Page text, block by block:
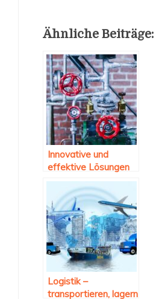
Ähnliche Beiträge:
Innovative und
effektive Lösungen
durch die
Leckprüfung
Logistik –
transportieren, lagern